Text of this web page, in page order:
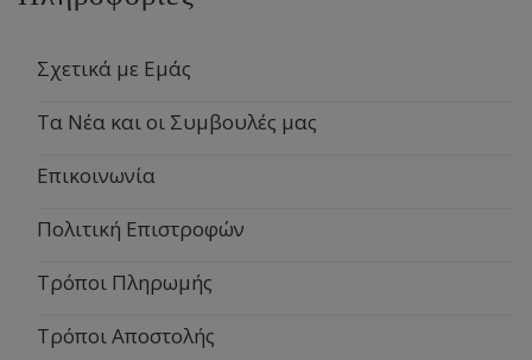
Σχετικά με Εμάς
Τα Νέα και οι Συμβουλές μας
Επικοινωνία
Πολιτική Επιστροφών
Τρόποι Πληρωμής
Τρόποι Αποστολής